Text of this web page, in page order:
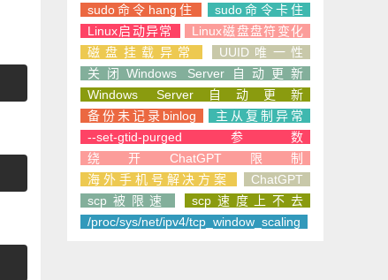
sudo命令hang住
sudo命令卡住
Linux启动异常
Linux磁盘盘符变化
磁盘挂载异常
UUID唯一性
关闭Windows Server自动更新
Windows Server自动更新
备份未记录binlog
主从复制异常
--set-gtid-purged参数
绕开ChatGPT限制
海外手机号解决方案
ChatGPT
scp被限速
scp速度上不去
/proc/sys/net/ipv4/tcp_window_scaling